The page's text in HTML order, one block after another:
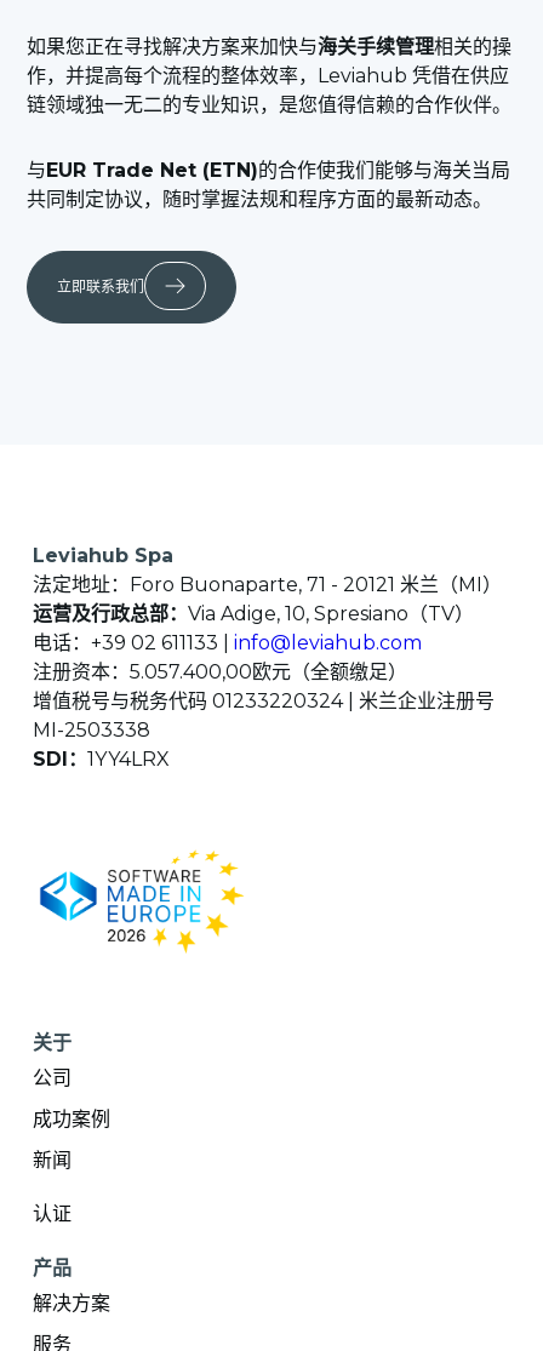
如果您正在寻找解决方案来加快与海关手续管理相关的操
作，并提高每个流程的整体效率，Leviahub 凭借在供应
链领域独一无二的专业知识，是您值得信赖的合作伙伴。
与EUR Trade Net (ETN)的合作使我们能够与海关当局
共同制定协议，随时掌握法规和程序方面的最新动态。
立即联系我们
Leviahub Spa
法定地址：Foro Buonaparte, 71 - 20121 米兰（MI）
运营及行政总部：Via Adige, 10, Spresiano（TV）
电话：+39 02 611133 |info@leviahub.com
注册资本：5.057.400,00欧元（全额缴足）
增值税号与税务代码 01233220324 | 米兰企业注册号
MI-2503338
SDI：1YY4LRX
关于
公司
成功案例
新闻
认证
产品
解决方案
服务